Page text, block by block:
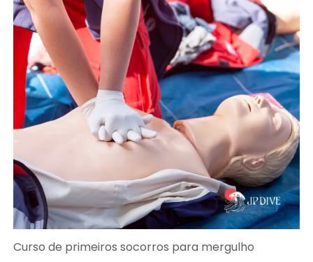
Curso de primeiros socorros para mergulho